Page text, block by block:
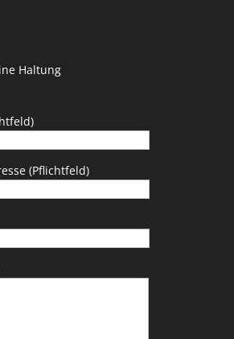
Haltung
(Pflichtfeld)